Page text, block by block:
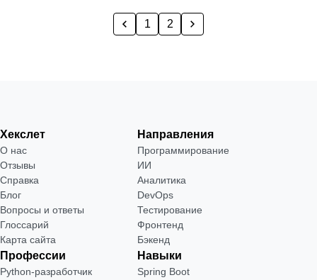
1 2
Хекслет
О нас
Отзывы
Справка
Блог
Вопросы и ответы
Глоссарий
Карта сайта
Направления
Программирование
ИИ
Аналитика
DevOps
Тестирование
Фронтенд
Бэкенд
Профессии
Python-разработчик
Навыки
Spring Boot